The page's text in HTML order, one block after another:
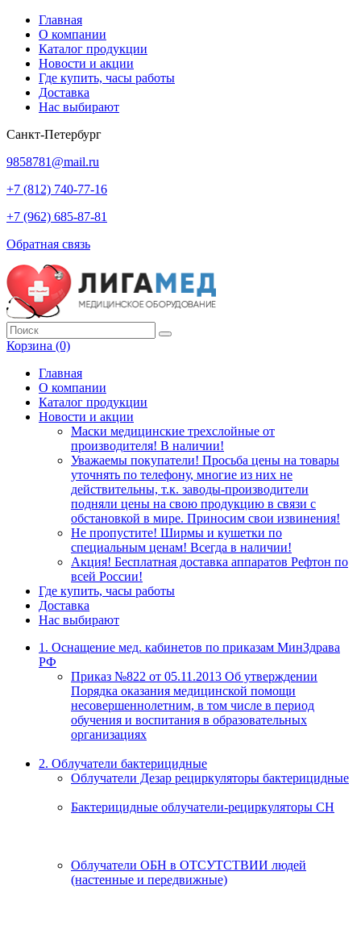
Главная
О компании
Каталог продукции
Новости и акции
Где купить, часы работы
Доставка
Нас выбирают
Санкт-Петербург
9858781@mail.ru
+7 (812) 740-77-16
+7 (962) 685-87-81
Обратная связь
Корзина (0)
Главная
О компании
Каталог продукции
Новости и акции
Маски медицинские трехслойные от
производителя! В наличии!
Уважаемы покупатели! Просьба цены на товары
уточнять по телефону, многие из них не
действительны, т.к. заводы-производители
подняли цены на свою продукцию в связи с
обстановкой в мире. Приносим свои извинения!
Не пропустите! Ширмы и кушетки по
специальным ценам! Всегда в наличии!
Акция! Бесплатная доставка аппаратов Рефтон по
всей России!
Где купить, часы работы
Доставка
Нас выбирают
1. Оснащение мед. кабинетов по приказам МинЗдрава
РФ
Приказ №822 от 05.11.2013 Об утверждении
Порядка оказания медицинской помощи
несовершеннолетним, в том числе в период
обучения и воспитания в образовательных
организациях
2. Облучатели бактерицидные
Облучатели Дезар рециркуляторы бактерицидные
Бактерицидные облучатели-рециркуляторы СН
Облучатели ОБН в ОТСУТСТВИИ людей
(настенные и передвижные)